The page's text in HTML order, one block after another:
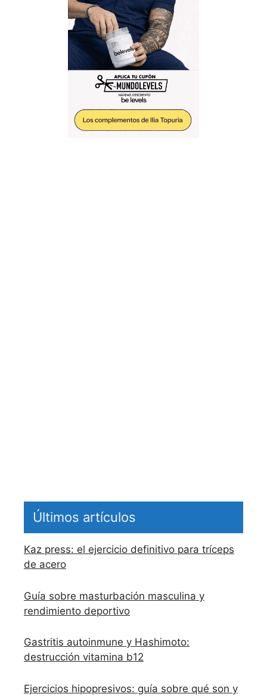
Últimos artículos
Kaz press: el ejercicio definitivo para tríceps
de acero
Guía sobre masturbación masculina y
rendimiento deportivo
Gastritis autoinmune y Hashimoto:
destrucción vitamina b12
Ejercicios hipopresivos: guía sobre qué son y